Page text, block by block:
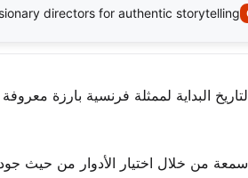
directors for authentic storytelling.
التاريخ البداية لممثلة فرنسية بارزة
من خلال اختيار الأدوار من حيث